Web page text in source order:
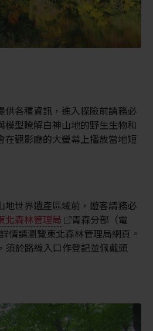
供各種資訊，進入探險前請務必
模型瞭解白神山地的野生生物和
在觀影廳的大螢幕上播放當地短
地世界遺產區域前，遊客請務必
北森林管理局
青森分部（電
情請瀏覽東北森林管理局網頁。
須於路線入口作登記並佩戴頭